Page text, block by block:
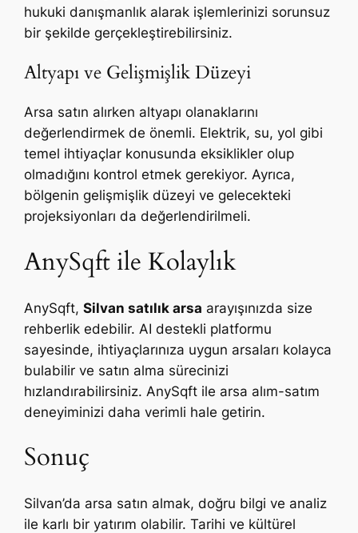
hukuki danışmanlık alarak işlemlerinizi sorunsuz
bir şekilde gerçekleştirebilirsiniz.
Altyapı ve Gelişmişlik Düzeyi
Arsa satın alırken altyapı olanaklarını
değerlendirmek de önemli. Elektrik, su, yol gibi
temel ihtiyaçlar konusunda eksiklikler olup
olmadığını kontrol etmek gerekiyor. Ayrıca,
bölgenin gelişmişlik düzeyi ve gelecekteki
projeksiyonları da değerlendirilmeli.
AnySqft ile Kolaylık
AnySqft,Silvan satılık arsa arayışınızda size
rehberlik edebilir. AI destekli platformu
sayesinde, ihtiyaçlarınıza uygun arsaları kolayca
bulabilir ve satın alma sürecinizi
hızlandırabilirsiniz. AnySqft ile arsa alım-satım
deneyiminizi daha verimli hale getirin.
Sonuç
Silvan’da arsa satın almak, doğru bilgi ve analiz
ile karlı bir yatırım olabilir. Tarihi ve kültürel